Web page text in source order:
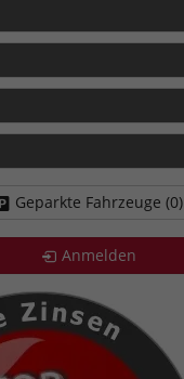
Geparkte Fahrzeuge (0)
Anmelden